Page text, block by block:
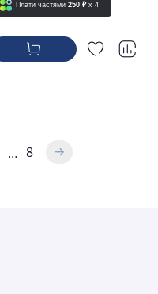
Плати частями 250 ₽ x 4
… 8